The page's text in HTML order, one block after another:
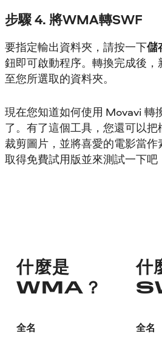
步驟 4. 將WMA轉SWF
要指定輸出資料夾，請按一下儲
鈕即可啟動程序。轉換完成後
至您所選取的資料夾。
現在您知道如何使用 Movavi 轉
了。有了這個工具，您還可以把
裁剪圖片，並將喜愛的電影當
取得免費試用版並來測試一下吧
什麼是
WMA？
全名
什
全名